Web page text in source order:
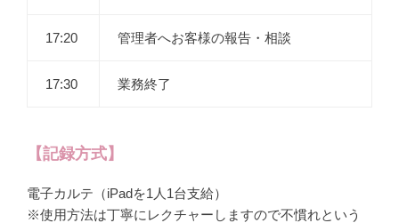
17:20 管理者へお客様の報告・相談
17:30 業務終了
【記録方式】
電子カルテ（iPadを1人1台支給）
※使用方法は丁寧にレクチャーしますので不慣れという